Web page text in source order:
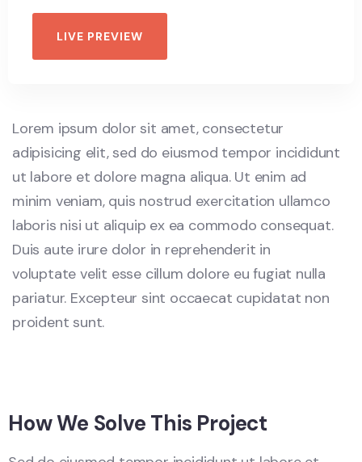
LIVE PREVIEW
Lorem ipsum dolor sit amet, consectetur
adipisicing elit, sed do eiusmod tempor incididunt
ut labore et dolore magna aliqua. Ut enim ad
minim veniam, quis nostrud exercitation ullamco
laboris nisi ut aliquip ex ea commodo consequat.
Duis aute irure dolor in reprehenderit in
voluptate velit esse cillum dolore eu fugiat nulla
pariatur. Excepteur sint occaecat cupidatat non
proident sunt.
How We Solve This Project